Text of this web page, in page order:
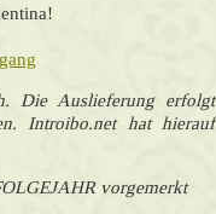
Die Auslieferung erfolgt
Introibo.net hat hierauf
vorgemerkt